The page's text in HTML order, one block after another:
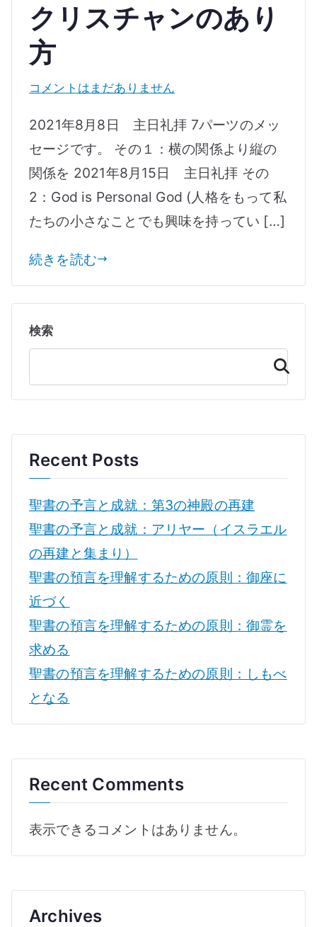
クリスチャンのあり
方
コ
ナ
時
代
に
生
る
ン
方
の
コメントはまだありません
2021年8月8日 主日礼拝 7パーツのメッ
セージです。 その１：横の関係より縦の
関係を 2021年8月15日 主日礼拝 その
2：God is Personal God (人格をもって私
たちの小さなことでも興味を持ってい […]
続きを読む
検索
検
索
Recent Posts
聖書の予言と成就：第3の神殿の再建
聖書の予言と成就：アリヤー（イスラエル
の再建と集まり）
聖書の預言を理解するための原則：御座に
近づく
聖書の預言を理解するための原則：御霊を
求める
聖書の預言を理解するための原則：しもべ
となる
Recent Comments
表示できるコメントはありません。
Archives